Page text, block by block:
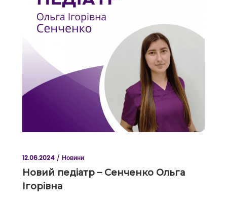
12.06.2024 Новини
Новий педіатр – Сенченко Ольга
Ігорівна